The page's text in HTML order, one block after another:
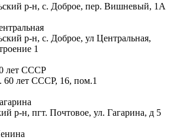
р-н, с. Доброе, пер. Вишневый, 1А
р-н, с. Доброе, ул Центральная,
1
лет СССР
60 лет СССР, 16, пом.1
р-н, пгт. Почтовое, ул. Гагарина, д 5